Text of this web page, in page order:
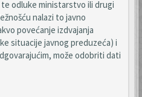
odluke ministarstvo ili drugi
nalazi to javno
povećanje izdvajanja
situacije javnog preduzeća) i
može odobriti dati